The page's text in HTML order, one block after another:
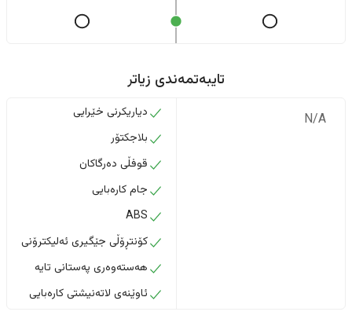
تایبەتمەندی زیاتر
N/A
دیاریکرنی خێرایی
بلاجکتۆر
قوفڵی دەرگاکان
جام کارەبایی
ABS
کۆنتڕۆڵی جێگیری ئەلیکترۆنی
هەستەوەری پەستانی تایە
ئاوێنەی لاتەنیشتی کارەبایی